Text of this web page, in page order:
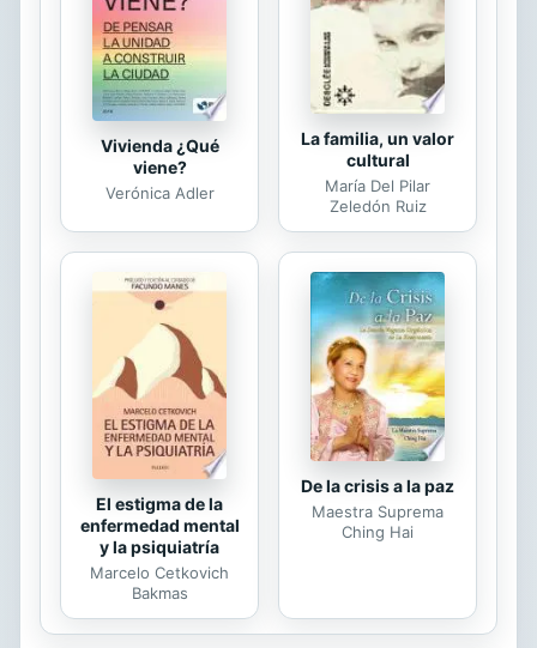
nuestra pareja? ¿La infidelidad es
hereditaria? ¿Están en mis...
Vivienda ¿Qué
viene?
Verónica Adler
La familia, un valor
cultural
María Del Pilar
Zeledón Ruiz
El estigma de la
enfermedad mental
y la psiquiatría
Marcelo Cetkovich
Bakmas
De la crisis a la paz
Maestra Suprema
Ching Hai